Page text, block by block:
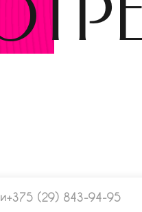
+375 (29) 843-94-95